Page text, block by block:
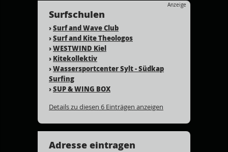
Anzeige
Surfschulen
›Surf and Wave Club
›Surf and Kite Theologos
›WESTWIND Kiel
› Kitekollektiv
›Wassersportcenter Sylt - Südkap
Surfing
›SUP & WING BOX
Details zu diesen 6 Einträgen anzeigen
Adresse eintragen